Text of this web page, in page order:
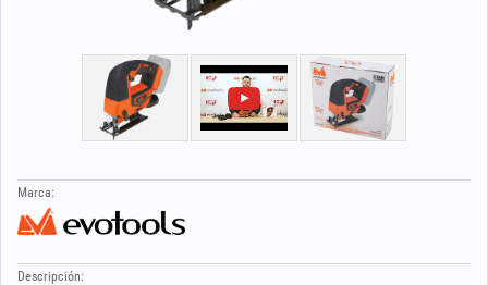
Marca:
Descripción: